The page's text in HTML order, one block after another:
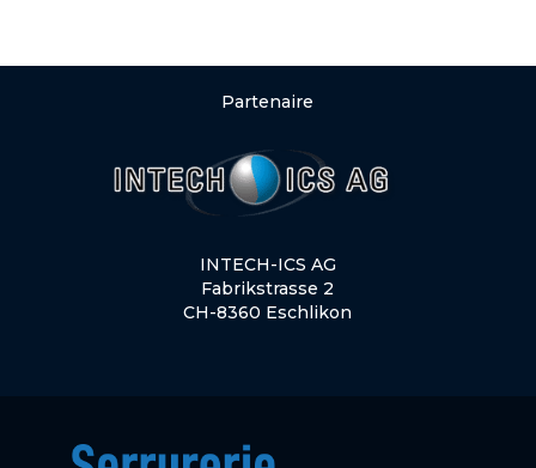
Partenaire
INTECH-ICS AG
Fabrikstrasse 2
CH-8360 Eschlikon